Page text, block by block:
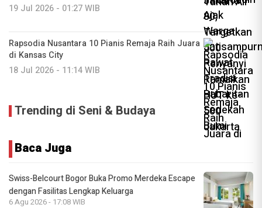
19 Jul 2026 - 01:27 WIB
Rapsodia Nusantara 10 Pianis Remaja Raih Juara
di Kansas City
18 Jul 2026 - 11:14 WIB
Trending di Seni & Budaya
Baca Juga
Swiss-Belcourt Bogor Buka Promo Merdeka Escape
dengan Fasilitas Lengkap Keluarga
6 Agu 2026 - 17:08 WIB